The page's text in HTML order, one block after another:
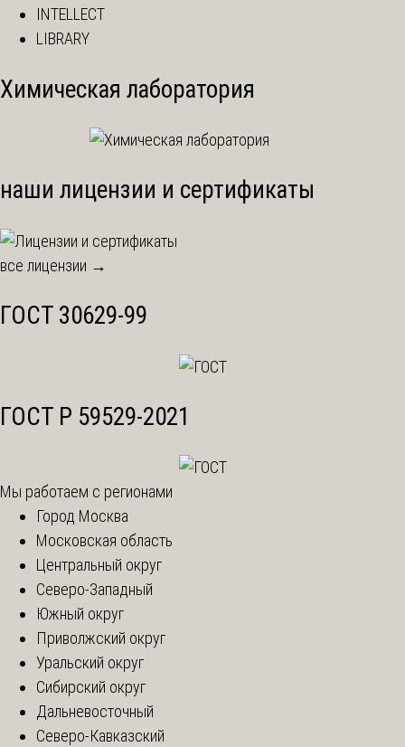
INTELLECT
LIBRARY
Химическая лаборатория
наши лицензии и сертификаты
все лицензии →
ГОСТ 30629-99
ГОСТ Р 59529-2021
Мы работаем с регионами
Город Москва
Московская область
Центральный округ
Северо-Западный
Южный округ
Приволжский округ
Уральский округ
Сибирский округ
Дальневосточный
Северо-Кавказский